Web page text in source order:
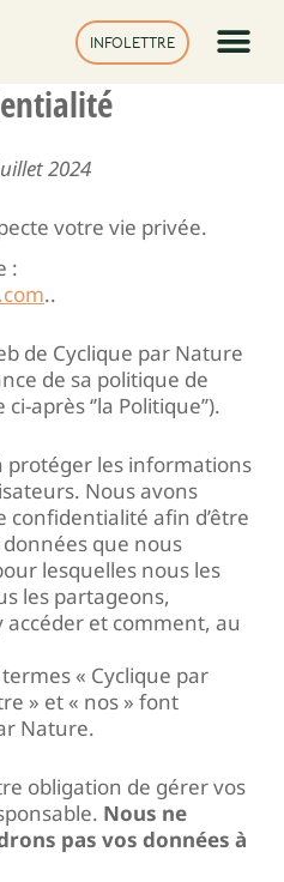
INFOLETTRE
2024
votre vie privée.
:
..
de Cyclique par Nature
de sa politique de
après ‘’la Politique’’).
protéger les informations
Nous avons
afin d’être
que nous
lesquelles nous les
les partageons,
et comment, au
« Cyclique par
» et « nos » font
Nature.
obligation de gérer vos
Nous ne
pas vos données à